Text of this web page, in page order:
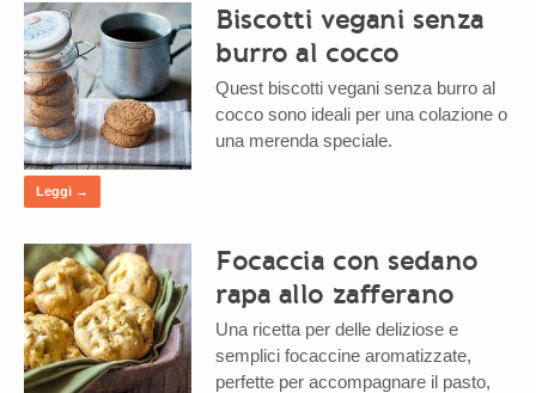
Biscotti vegani senza
burro al cocco
Quest biscotti vegani senza burro al
cocco sono ideali per una colazione o
una merenda speciale.
Leggi →
Focaccia con sedano
rapa allo zafferano
Una ricetta per delle deliziose e
semplici focaccine aromatizzate,
perfette per accompagnare il pasto,